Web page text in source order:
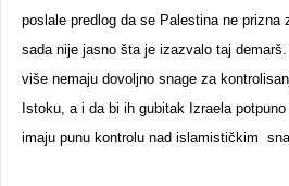
poslale predlog da se Palestina ne prizna
sada nije jasno šta je izazvalo taj
više nemaju dovoljno snage za
Istoku, a i da bi ih gubitak Izraela
imaju punu kontrolu nad islamističkim